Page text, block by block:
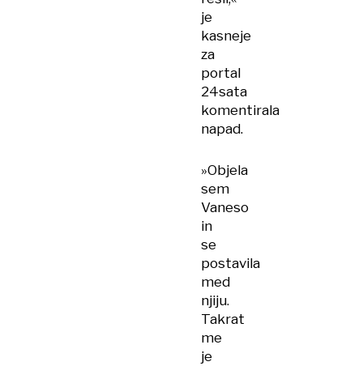
je
kasneje
za
portal
24sata
komentirala
napad.
»Objela
sem
Vaneso
in
se
postavila
med
njiju.
Takrat
me
je